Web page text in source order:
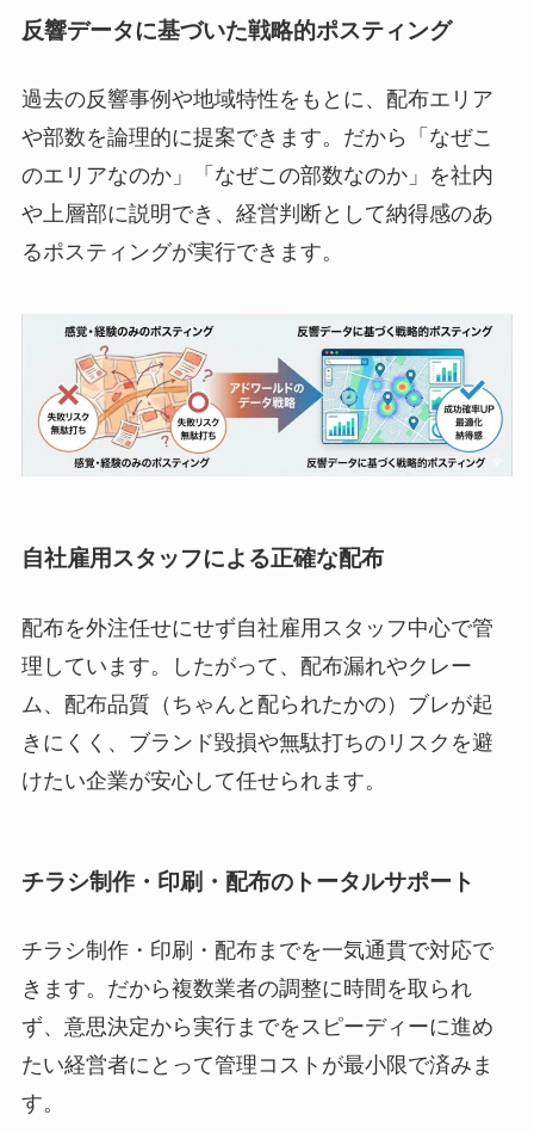
反響データに基づいた戦略的ポスティング
過去の反響事例や地域特性をもとに、配布エリア
や部数を論理的に提案できます。だから「なぜこ
のエリアなのか」「なぜこの部数なのか」を社内
や上層部に説明でき、経営判断として納得感のあ
るポスティングが実行できます。
自社雇用スタッフによる正確な配布
配布を外注任せにせず自社雇用スタッフ中心で管
理しています。したがって、配布漏れやクレー
ム、配布品質（ちゃんと配られたかの）ブレが起
きにくく、ブランド毀損や無駄打ちのリスクを避
けたい企業が安心して任せられます。
チラシ制作・印刷・配布のトータルサポート
チラシ制作・印刷・配布までを一気通貫で対応で
きます。だから複数業者の調整に時間を取られ
ず、意思決定から実行までをスピーディーに進め
たい経営者にとって管理コストが最小限で済みま
す。